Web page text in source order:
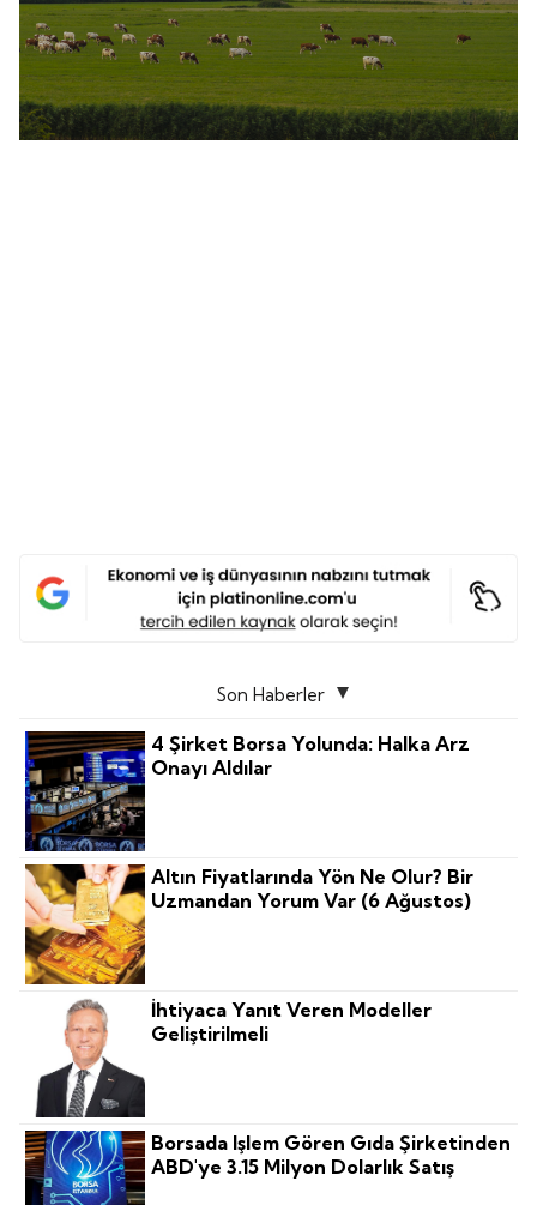
Son Haberler
4 Şirket Borsa Yolunda: Halka Arz
Onayı Aldılar
Altın Fiyatlarında Yön Ne Olur? Bir
Uzmandan Yorum Var (6 Ağustos)
İhtiyaca Yanıt Veren Modeller
Geliştirilmeli
Borsada Işlem Gören Gıda Şirketinden
ABD'ye 3.15 Milyon Dolarlık Satış